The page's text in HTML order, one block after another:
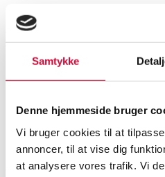
Samtykke
Denne hjemmeside bruger
Vi bruger cookies til at
annoncer, til at vise dig
at analysere vores trafik. Vi
Dining tables, dining room
135. Emil
Handvärk.
185, steel,
marble
SHOWROOM
Vejle
ESTIMATE
DKK 8,000
ITEM
6523766